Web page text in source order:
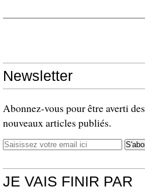
Newsletter
Abonnez-vous pour être averti des
nouveaux articles publiés.
JE VAIS FINIR PAR